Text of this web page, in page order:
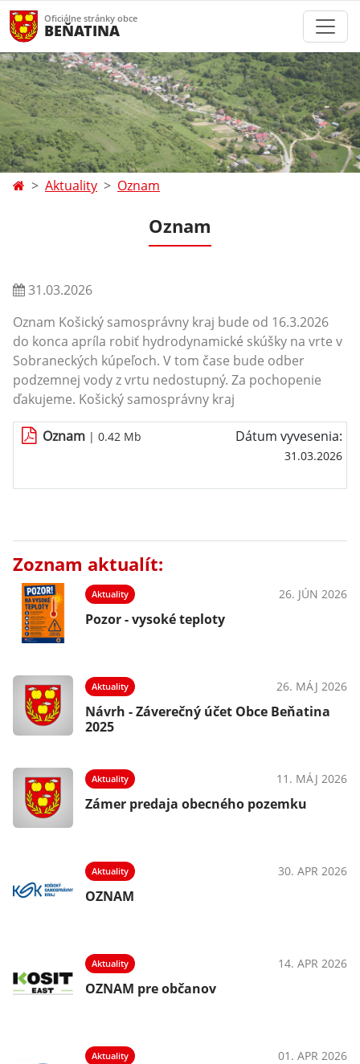
Oficiálne stránky obce
BEŇATINA
Aktuality Oznam
Oznam
31.03.2026
Oznam Košický samosprávny kraj bude od 16.3.2026
do konca apríla robiť hydrodynamické skúšky na vrte v
Sobraneckých kúpeľoch. V tom čase bude odber
podzemnej vody z vrtu nedostupný. Za pochopenie
ďakujeme. Košický samosprávny kraj
Oznam | 0.42 Mb Dátum vyvesenia:
31.03.2026
Zoznam aktualít:
Aktuality 26. JÚN 2026
Pozor - vysoké teploty
Aktuality 26. MÁJ 2026
Návrh - Záverečný účet Obce Beňatina
2025
Aktuality 11. MÁJ 2026
Zámer predaja obecného pozemku
Aktuality 30. APR 2026
OZNAM
Aktuality 14. APR 2026
OZNAM pre občanov
Aktuality 01. APR 2026